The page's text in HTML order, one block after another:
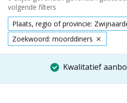
volgende filters
Plaats, regio of provincie:
Zoekwoord: moorddiners
Kwalitatief